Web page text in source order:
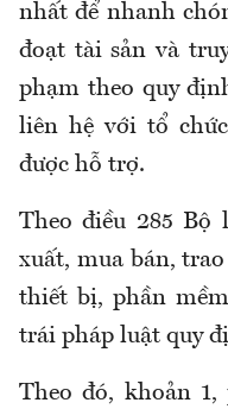
nhất để nhanh
đoạt tài sản và
phạm theo quy
liên hệ với tổ
được hỗ trợ.
Theo điều 285 Bộ
xuất, mua bán,
thiết bị, phần
trái pháp luật quy
Theo đó, khoản